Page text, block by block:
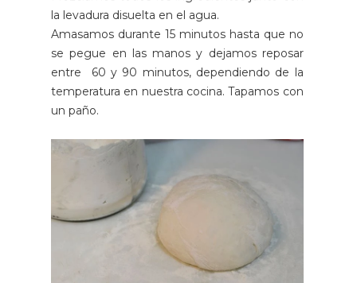
la levadura disuelta en el agua.
Amasamos durante 15 minutos hasta que no
se pegue en las manos y dejamos reposar
entre 60 y 90 minutos, dependiendo de la
temperatura en nuestra cocina. Tapamos con
un paño.